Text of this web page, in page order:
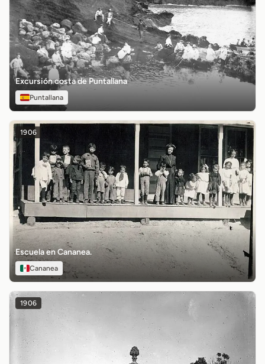
Excursión costa de Puntallana
Puntallana
1906
Escuela en Cananea.
Cananea
1906